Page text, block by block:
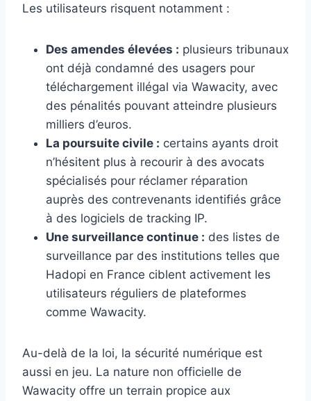
Les utilisateurs risquent notamment :
Des amendes élevées : plusieurs tribunaux
ont déjà condamné des usagers pour
téléchargement illégal via Wawacity, avec
des pénalités pouvant atteindre plusieurs
milliers d’euros.
La poursuite civile : certains ayants droit
n’hésitent plus à recourir à des avocats
spécialisés pour réclamer réparation
auprès des contrevenants identifiés grâce
à des logiciels de tracking IP.
Une surveillance continue : des listes de
surveillance par des institutions telles que
Hadopi en France ciblent activement les
utilisateurs réguliers de plateformes
comme Wawacity.
Au-delà de la loi, la sécurité numérique est
aussi en jeu. La nature non officielle de
Wawacity offre un terrain propice aux